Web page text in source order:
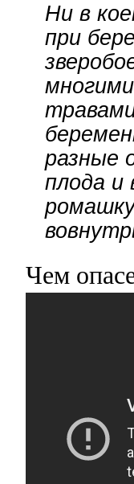
Ни в
при
разные
плода и
Чем